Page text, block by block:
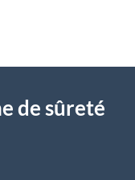
de sûreté